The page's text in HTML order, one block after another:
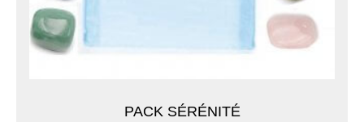
PACK SÉRÉNITÉ